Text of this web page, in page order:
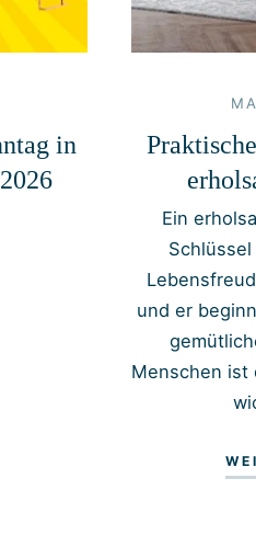
in
Ein
und er
Menschen ist